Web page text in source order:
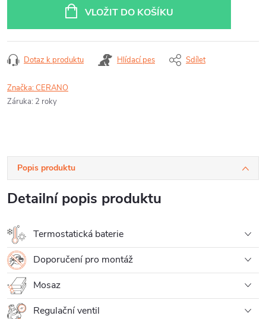
VLOŽIT DO KOŠÍKU
Dotaz k produktu Hlídací pes Sdílet
Značka:CERANO
Záruka: 2 roky
Popis produktu
Detailní popis produktu
Termostatická baterie
Doporučení pro montáž
Mosaz
Regulační ventil